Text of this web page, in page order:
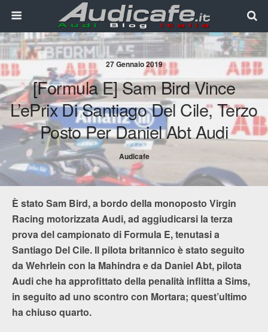
27 Gennaio 2019
[Formula E] Sam Bird Vince
L’ePrix Di Santiago Del Cile, Terzo
Posto Per Daniel Abt Audi
Audicafe
È stato Sam Bird, a bordo della monoposto Virgin
Racing motorizzata Audi, ad aggiudicarsi la terza
prova del campionato di Formula E, tenutasi a
Santiago Del Cile. Il pilota britannico è stato seguito
da Wehrlein con la Mahindra e da Daniel Abt, pilota
Audi che ha approfittato della penalità inflitta a Sims,
in seguito ad uno scontro con Mortara; quest’ultimo
ha chiuso quarto.